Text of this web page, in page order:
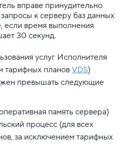
вправе принудительно
к серверу баз данных
если время выполнения
30 секунд.
услуг Исполнителя
тарифных планов VDS)
превышать следующие
память сервера)
процесс (для всех
за исключением тарифных